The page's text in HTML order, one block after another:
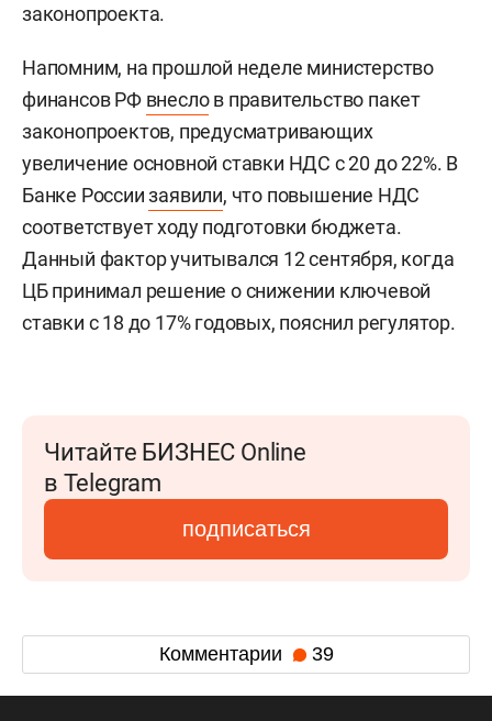
законопроекта.
Напомним, на прошлой неделе министерство
финансов РФ внеслов правительство пакет
законопроектов, предусматривающих
увеличение основной ставки НДС с 20 до 22%. В
Банке Россиизаявили, что повышение НДС
соответствует ходу подготовки бюджета.
Данный фактор учитывался 12 сентября, когда
ЦБ принимал решение о снижении ключевой
ставки с 18 до 17% годовых, пояснил регулятор.
Читайте БИЗНЕС Online
в Telegram
подписаться
Комментарии 39